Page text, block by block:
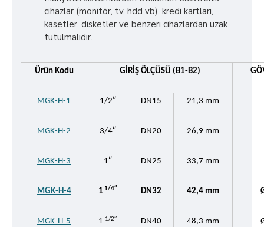
cihazlar (monitör, tv, hdd vb), kredi kartları,
kasetler, disketler ve benzeri cihazlardan uzak
tutulmalıdır.
Ürün Kodu GİRİŞ ÖLÇÜSÜ (B1-B2)
MGK-H-1 1/2″ DN15 21,3 mm
MGK-H-2 3/4″ DN20 26,9 mm
MGK-H-3 1″ DN25 33,7 mm
MGK-H-4 1 1/4″ DN32 42,4 mm
MGK-H-5 1 1/2″ DN40 48,3 mm